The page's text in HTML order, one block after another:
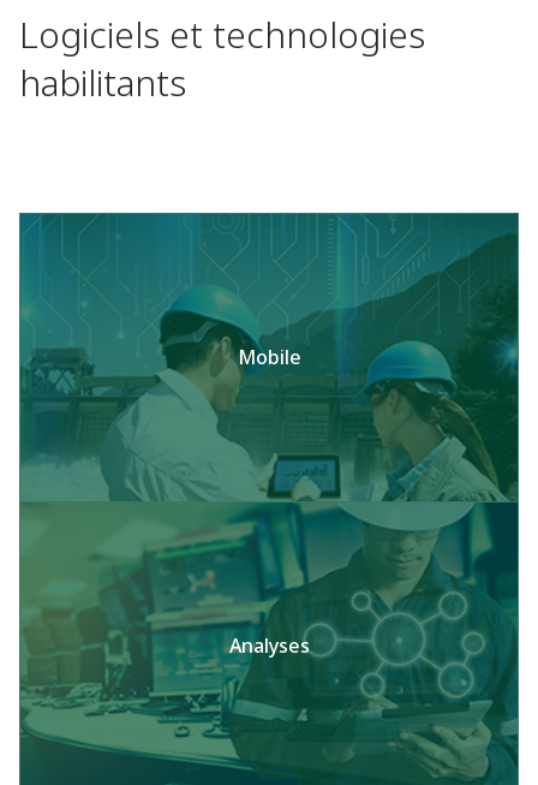
Logiciels et technologies
habilitants
Mobile
Analyses